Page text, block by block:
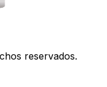
reservados.